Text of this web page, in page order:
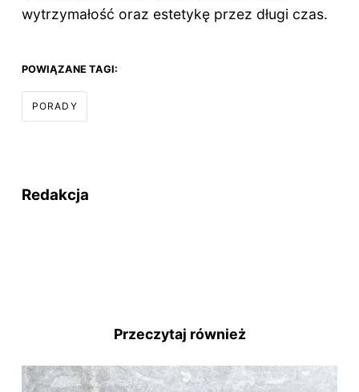
wytrzymałość oraz estetykę przez długi czas.
POWIĄZANE TAGI:
PORADY
Redakcja
Przeczytaj również